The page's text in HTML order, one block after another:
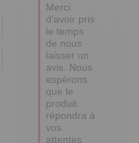
Merci
d'avoir pris
le temps
de nous
laisser un
avis. Nous
espérons
que le
produit
répondra à
vos
attentes